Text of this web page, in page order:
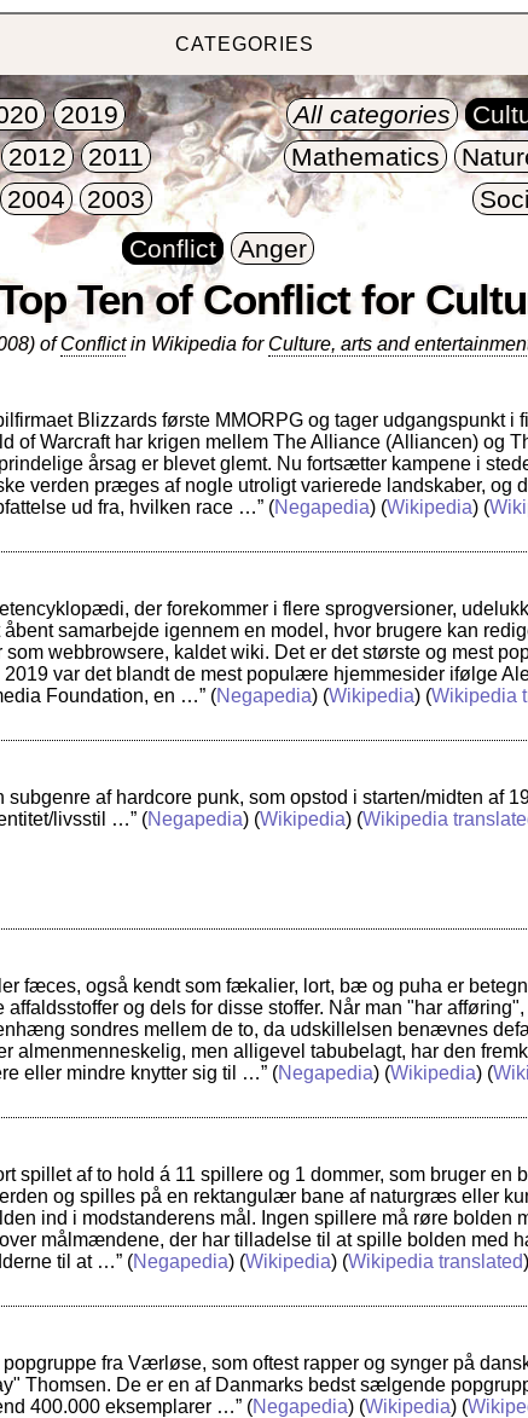
CATEGORIES
2019
2012
2011
2004 2003
All categories
Mathematics
Conflict
Anger
Ten of Conflict for
ofConflictin Wikipedia forCulture, arts and
Blizzards første MMORPG og tager udgangspunkt i
of Warcraft har krigen mellem The Alliance (Alliancen) og
årsag er blevet glemt. Nu fortsætter kampene i
verden præges af nogle utroligt varierede landskaber, og
ud fra, hvilken race …” (Negapedia) (Wikipedia) (
der forekommer i flere sprogversioner,
åbent samarbejde igennem en model, hvor brugere kan
som webbrowsere, kaldet wiki. Det er det største og mest
2019 var det blandt de mest populære hjemmesider ifølge
Foundation, en …” (Negapedia) (Wikipedia) (Wikipedia
subgenre af hardcore punk, som opstod i starten/midten af
livsstil …” (Negapedia) (Wikipedia) (Wikipedia
fæces, også kendt som fækalier, lort, bæ og puha er
affaldsstoffer og dels for disse stoffer. Når man "har
sondres mellem de to, da udskillelsen benævnes
almenmenneskelig, men alligevel tabubelagt, har den
eller mindre knytter sig til …” (Negapedia) (Wikipedia) (
spillet af to hold á 11 spillere og 1 dommer, som bruger en
og spilles på en rektangulær bane af naturgræs eller
ind i modstanderens mål. Ingen spillere må røre bolden
målmændene, der har tilladelse til at spille bolden med
til at …” (Negapedia) (Wikipedia) (Wikipedia translated)
popgruppe fra Værløse, som oftest rapper og synger på
Thomsen. De er en af Danmarks bedst sælgende
400.000 eksemplarer …” (Negapedia) (Wikipedia) (